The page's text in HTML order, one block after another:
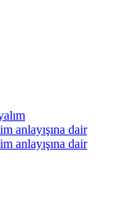
anlayışına dair
anlayışına dair